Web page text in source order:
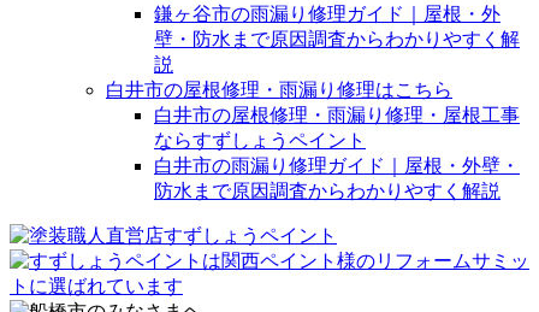
鎌ヶ谷市の雨漏り修理ガイド｜屋根・外
壁・防水まで原因調査からわかりやすく解
説
白井市の屋根修理・雨漏り修理はこちら
白井市の屋根修理・雨漏り修理・屋根工事
ならすずしょうペイント
白井市の雨漏り修理ガイド｜屋根・外壁・
防水まで原因調査からわかりやすく解説